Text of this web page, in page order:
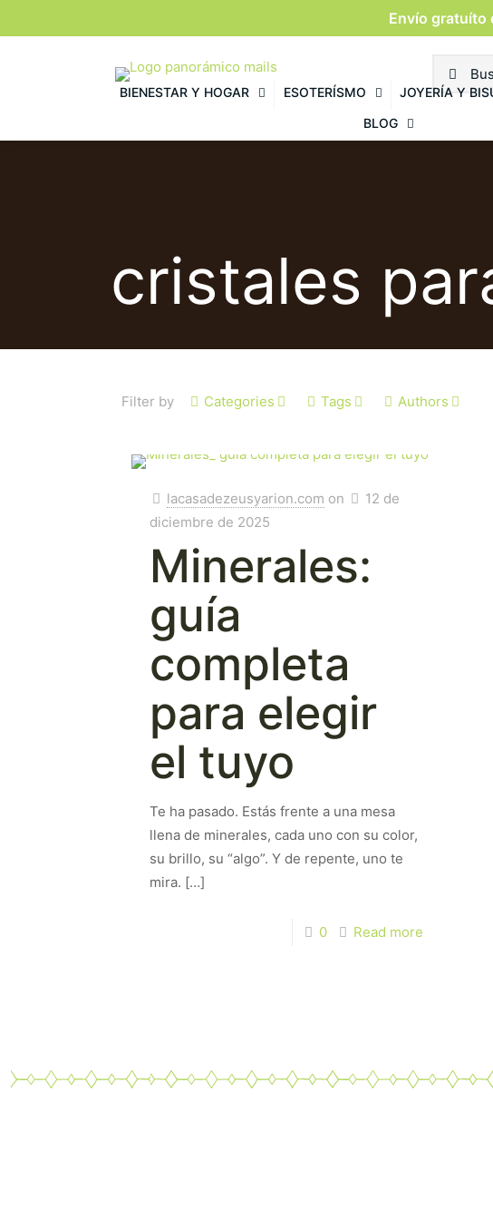
Envío gratuíto
BIENESTAR Y HOGAR ESOTERÍSMO JOYERÍA Y
BLOG
cristales
Filter by Categories Tags Authors
lacasadezeusyarion.com on
12 de
diciembre de 2025
Minerales:
guía
completa
para elegir
el tuyo
Te ha pasado. Estás frente a una mesa
llena de minerales, cada uno con su color,
su brillo, su “algo”. Y de repente, uno te
mira. […]
0 Read more